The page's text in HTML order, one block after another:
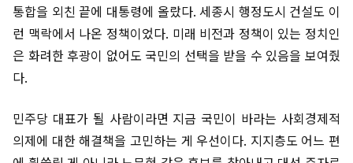
통합을 외친 끝에 대통령에 올랐다. 세종시 행정도시 건설도 이
런 맥락에서 나온 정책이었다. 미래 비전과 정책이 있는 정치인
은 화려한 후광이 없어도 국민의 선택을 받을 수 있음을 보여줬
다.
민주당 대표가 될 사람이라면 지금 국민이 바라는 사회경제적
의제에 대한 해결책을 고민하는 게 우선이다. 지지층도 어느 편